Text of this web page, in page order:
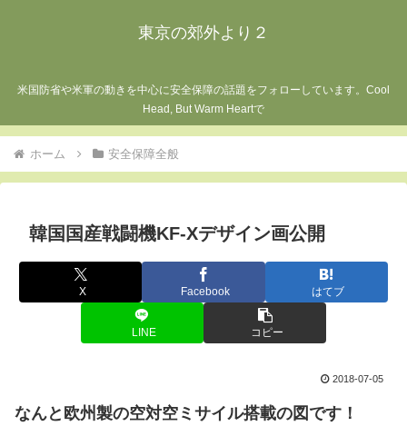
東京の郊外より２
米国防省や米軍の動きを中心に安全保障の話題をフォローしています。Cool
Head, But Warm Heartで
ホーム 安全保障全般
韓国国産戦闘機KF-Xデザイン画公開
X Facebook はてブ
LINE コピー
2018-07-05
なんと欧州製の空対空ミサイル搭載の図です！